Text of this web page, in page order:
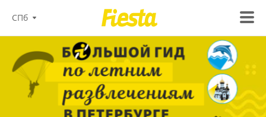
СПб